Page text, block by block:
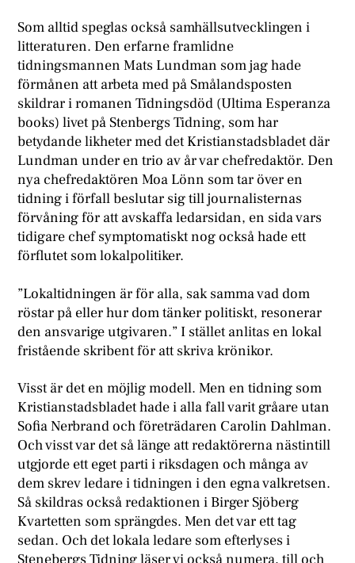
Som alltid speglas också samhällsutvecklingen i
litteraturen. Den erfarne framlidne
tidningsmannen Mats Lundman som jag hade
förmånen att arbeta med på Smålandsposten
skildrar i romanen Tidningsdöd (Ultima Esperanza
books) livet på Stenbergs Tidning, som har
betydande likheter med det Kristianstadsbladet där
Lundman under en trio av år var chefredaktör. Den
nya chefredaktören Moa Lönn som tar över en
tidning i förfall beslutar sig till journalisternas
förvåning för att avskaffa ledarsidan, en sida vars
tidigare chef symptomatiskt nog också hade ett
förflutet som lokalpolitiker.
”Lokaltidningen är för alla, sak samma vad dom
röstar på eller hur dom tänker politiskt, resonerar
den ansvarige utgivaren.” I stället anlitas en lokal
fristående skribent för att skriva krönikor.
Visst är det en möjlig modell. Men en tidning som
Kristianstadsbladet hade i alla fall varit gråare utan
Sofia Nerbrand och företrädaren Carolin Dahlman.
Och visst var det så länge att redaktörerna nästintill
utgjorde ett eget parti i riksdagen och många av
dem skrev ledare i tidningen i den egna valkretsen.
Så skildras också redaktionen i Birger Sjöberg
Kvartetten som sprängdes. Men det var ett tag
sedan. Och det lokala ledare som efterlyses i